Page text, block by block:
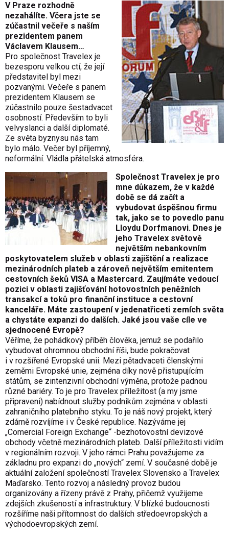
V Praze rozhodně
nezahálíte. Včera jste se
zúčastnil večeře s naším
prezidentem panem
Václavem Klausem…
Pro společnost Travelex je
bezesporu velkou ctí, že její
představitel byl mezi
pozvanými. Večeře s panem
prezidentem Klausem se
zúčastnilo pouze šestadvacet
osobností. Především to byli
velvyslanci a další diplomaté.
Ze světa byznysu nás tam
bylo málo. Večer byl příjemný,
neformální. Vládla přátelská atmosféra.
Společnost Travelex je pro
mne důkazem, že v každé
době se dá začít a
vybudovat úspěšnou firmu
tak, jako se to povedlo panu
Lloydu Dorfmanovi. Dnes je
jeho Travelex světově
největším nebankovním
poskytovatelem služeb v oblasti zajištění a realizace
mezinárodních plateb a zároveň největším emitentem
cestovních šeků VISA a Mastercard. Zaujímáte vedoucí
pozici v oblasti zajišťování hotovostních peněžních
transakcí a toků pro finanční instituce a cestovní
kanceláře. Máte zastoupení v jedenatřiceti zemích světa
a chystáte expanzi do dalších. Jaké jsou vaše cíle ve
sjednocené Evropě?
Věříme, že pohádkový příběh člověka, jemuž se podařilo
vybudovat ohromnou obchodní říši, bude pokračovat
i v rozšířené Evropské unii. Mezi pětadvaceti členskými
zeměmi Evropské unie, zejména díky nově přistupujícím
státům, se zintenzivní obchodní výměna, protože padnou
různé bariéry. To je pro Travelex příležitost (a my jsme
připraveni) nabídnout služby podnikům zejména v oblasti
zahraničního platebního styku. To je náš nový projekt, který
zdárně rozvíjíme i v České republice. Nazýváme jej
„Comercial Foreign Exchange“ -bezhotovostní devizové
obchody včetně mezinárodních plateb. Další příležitosti vidím
v regionálním rozvoji. V jeho rámci Prahu považujeme za
základnu pro expanzi do „nových“ zemí. V současné době je
aktuální založení společností Travelex Slovensko a Travelex
Maďarsko. Tento rozvoj a následný provoz budou
organizovány a řízeny právě z Prahy, přičemž využijeme
zdejších zkušeností a infrastruktury. V blízké budoucnosti
rozšíříme naši přítomnost do dalších středoevropských a
východoevropských ze­mí.